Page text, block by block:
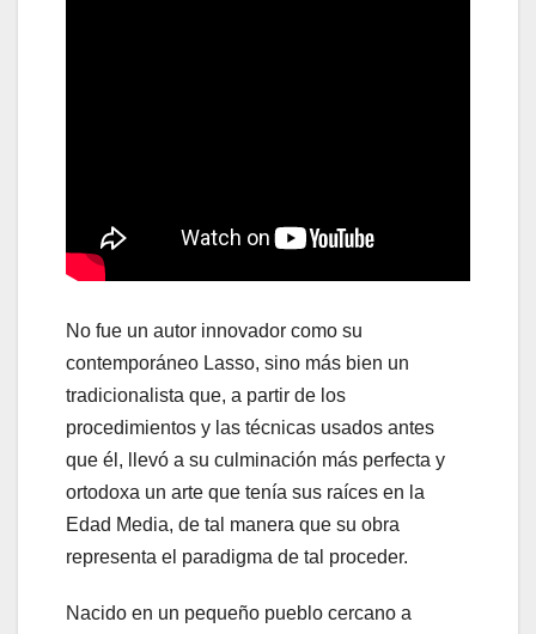
No fue un autor innovador como su
contemporáneo Lasso, sino más bien un
tradicionalista que, a partir de los
procedimientos y las técnicas usados antes
que él, llevó a su culminación más perfecta y
ortodoxa un arte que tenía sus raíces en la
Edad Media, de tal manera que su obra
representa el paradigma de tal proceder.
Nacido en un pequeño pueblo cercano a